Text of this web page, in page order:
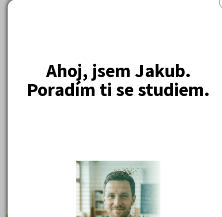
Ahoj, jsem Jakub.
Poradím ti se studiem.
Zdroj videa: AI Google Veo
5 990 Kč